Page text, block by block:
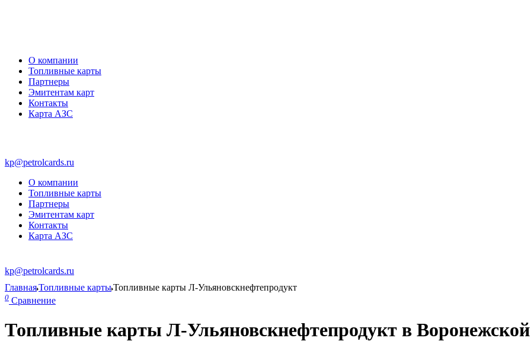
О компании
Топливные карты
Партнеры
Эмитентам карт
Контакты
Карта АЗС
kp@petrolcards.ru
О компании
Топливные карты
Партнеры
Эмитентам карт
Контакты
Карта АЗС
kp@petrolcards.ru
ГлавнаяТопливные картыТопливные карты Л-Ульяновскнефтепродукт
0 Сравнение
Топливные карты Л-Ульяновскнефтепродукт в Воронежской